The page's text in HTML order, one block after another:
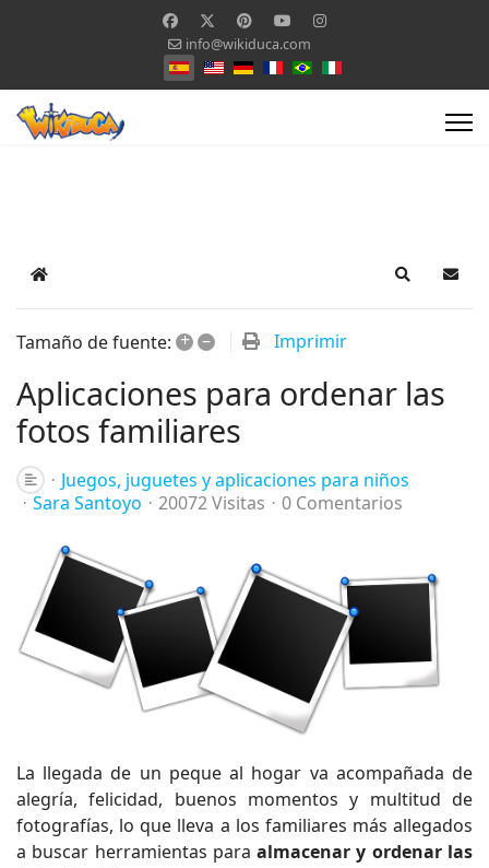
info@wikiduca.com
Seleccione su idioma
Home Search
Tamaño de fuente: + – Imprimir
Aplicaciones para ordenar las
fotos familiares
Juegos, juguetes y aplicaciones para niños
Sara Santoyo
20072 Visitas 0 Comentarios
La llegada de un peque al hogar va acompañada de
alegría, felicidad, buenos momentos y multitud de
fotografías, lo que lleva a los familiares más allegados
a buscar herramientas paraalmacenar y ordenar las